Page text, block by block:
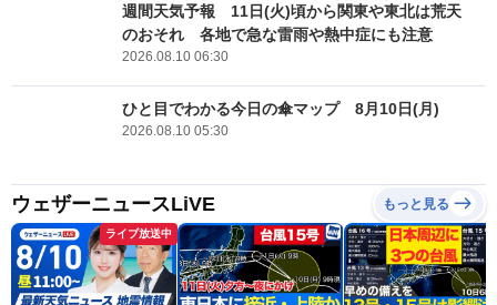
週間天気予報 11日(火)頃から関東や東北は荒天
のおそれ 各地で急な雷雨や熱中症にも注意
2026.08.10 06:30
ひと目でわかる今日の傘マップ 8月10日(月)
2026.08.10 05:30
ウェザーニュースLiVE もっと見る
ライブ放送中